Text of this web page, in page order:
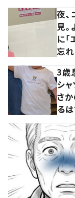
夜
見
に「
忘れ
3歳
シ
さ
るは